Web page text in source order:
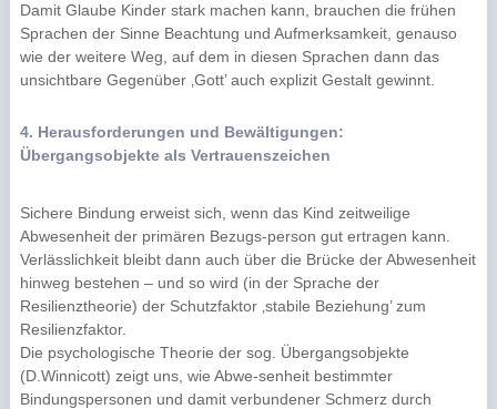
Damit Glaube Kinder stark machen kann, brauchen die frühen
Sprachen der Sinne Beachtung und Aufmerksamkeit, genauso
wie der weitere Weg, auf dem in diesen Sprachen dann das
unsichtbare Gegenüber ‚Gott’ auch explizit Gestalt gewinnt.
4. Herausforderungen und Bewältigungen:
Übergangsobjekte als Vertrauenszeichen
Sichere Bindung erweist sich, wenn das Kind zeitweilige
Abwesenheit der primären Bezugs-person gut ertragen kann.
Verlässlichkeit bleibt dann auch über die Brücke der Abwesenheit
hinweg bestehen – und so wird (in der Sprache der
Resilienztheorie) der Schutzfaktor ‚stabile Beziehung’ zum
Resilienzfaktor.
Die psychologische Theorie der sog. Übergangsobjekte
(D.Winnicott) zeigt uns, wie Abwe-senheit bestimmter
Bindungspersonen und damit verbundener Schmerz durch